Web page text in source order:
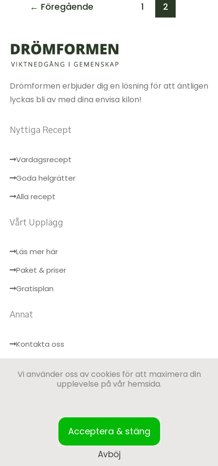
← Föregående 1 2
Drömformen erbjuder dig en lösning för att äntligen
lyckas bli av med dina envisa kilon!
Nyttiga Recept
Vardagsrecept
Goda helgrätter
Alla recept
Vårt Upplägg
Läs mer här
Paket & priser
Gratisplan
Annat
Kontakta oss
Drömformen, Regadress: Flädervägen 13, 59337 Västervik, Sverige
Vi använder oss av cookies för att maximera din
upplevelse på vår hemsida.
Acceptera & stäng
Avböj